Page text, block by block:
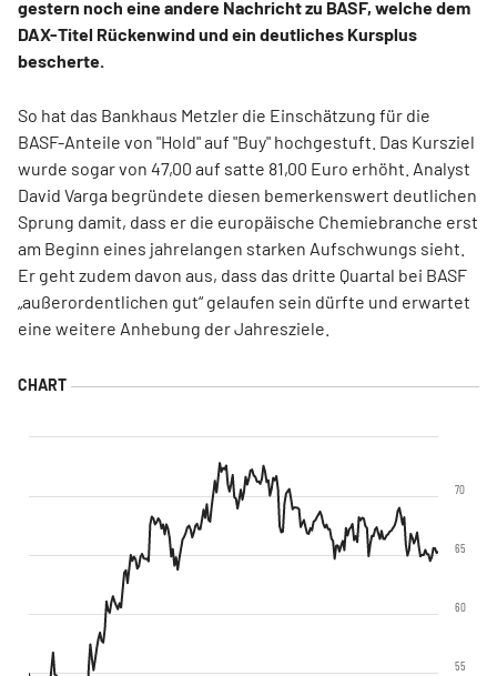
gestern noch eine andere Nachricht zu BASF, welche dem
DAX-Titel Rückenwind und ein deutliches Kursplus
bescherte.
So hat das Bankhaus Metzler die Einschätzung für die
BASF-Anteile von "Hold" auf "Buy" hochgestuft. Das Kursziel
wurde sogar von 47,00 auf satte 81,00 Euro erhöht. Analyst
David Varga begründete diesen bemerkenswert deutlichen
Sprung damit, dass er die europäische Chemiebranche erst
am Beginn eines jahrelangen starken Aufschwungs sieht.
Er geht zudem davon aus, dass das dritte Quartal bei BASF
„außerordentlichen gut“ gelaufen sein dürfte und erwartet
eine weitere Anhebung der Jahresziele.
55
60
65
70